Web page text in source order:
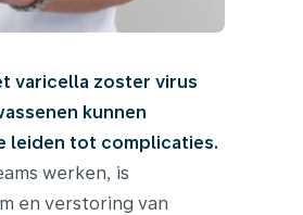
varicella zoster virus
kunnen
leiden tot complicaties.
werken, is
en verstoring van